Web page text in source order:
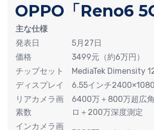
OPPO「Reno6
主な仕様
発表日
5月27日
価格
3499元（約6万円）
チップセット
MediaTek Dimensity
ディスプレイ
6.55インチ
リアカメラ画
素数
6400万＋800万超広
ロ＋200万深度測定
インカメラ画